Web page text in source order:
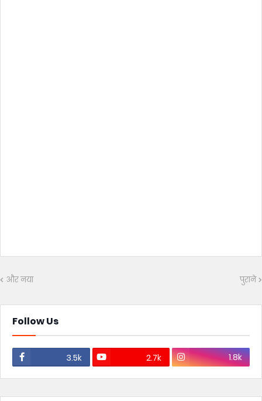
और नया पुराने
Follow Us
3.5k 2.7k 1.8k